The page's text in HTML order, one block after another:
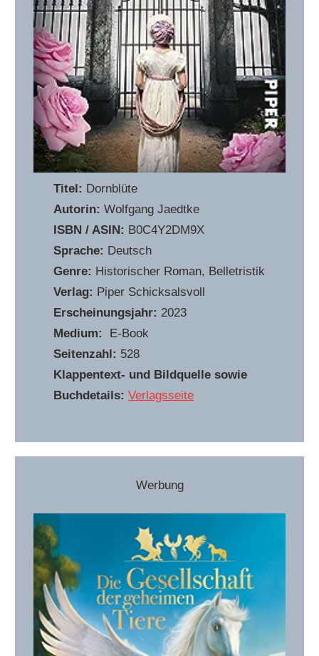
Titel: Dornblüte
Autorin:Wolfgang Jaedtke
ISBN / ASIN: B0C4Y2DM9X
Sprache: Deutsch
Genre: Historischer Roman, Belletristik
Verlag: Piper Schicksalsvoll
Erscheinungsjahr: 2023
Medium:
E-Book
Seitenzahl: 528
Klappentext- und Bildquelle sowie
Buchdetails: Verlagsseite
Werbung